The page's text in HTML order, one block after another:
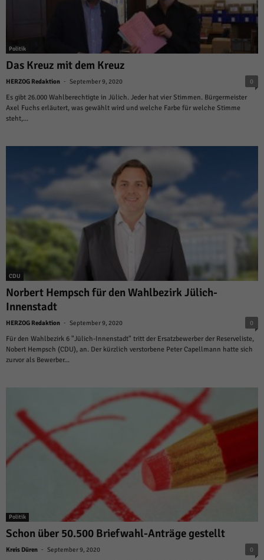
Politik
Das Kreuz mit dem Kreuz
HERZOG Redaktion - September 9, 2020 0
Es gibt 26.000 Wahlberechtigte in Jülich. Jeder hat vier Stimmen. Bürgermeister
Axel Fuchs erläutert, was gewählt wird und welche Farbe für welche Stimme
steht,...
CDU
Norbert Hempsch für den Wahlbezirk Jülich-
Innenstadt
HERZOG Redaktion - September 9, 2020 0
Für den Wahlbezirk 6 "Jülich-Innenstadt" tritt der Ersatzbewerber der Reserveliste,
Nobert Hempsch (CDU), an. Der kürzlich verstorbene Peter Capellmann hatte sich
zurvor als Bewerber...
Politik
Schon über 50.500 Briefwahl-Anträge gestellt
Kreis Düren - September 9, 2020 0